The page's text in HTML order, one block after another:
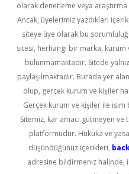
olarak denetleme veya
Ancak, üyelerimiz yazdıkları
siteye üye olarak bu
sitesi, herhangi bir marka, kurum
bulunmamaktadır. Sitede
paylaşılmaktadır. Burada yer
olup, gerçek kurum ve kişiler
Gerçek kurum ve kişiler ile
Sitemiz, kar amacı gütmeyen
platformudur. Hukuka ve
düşündüğünüz içerikleri,
adresine bildirmeniz halinde,